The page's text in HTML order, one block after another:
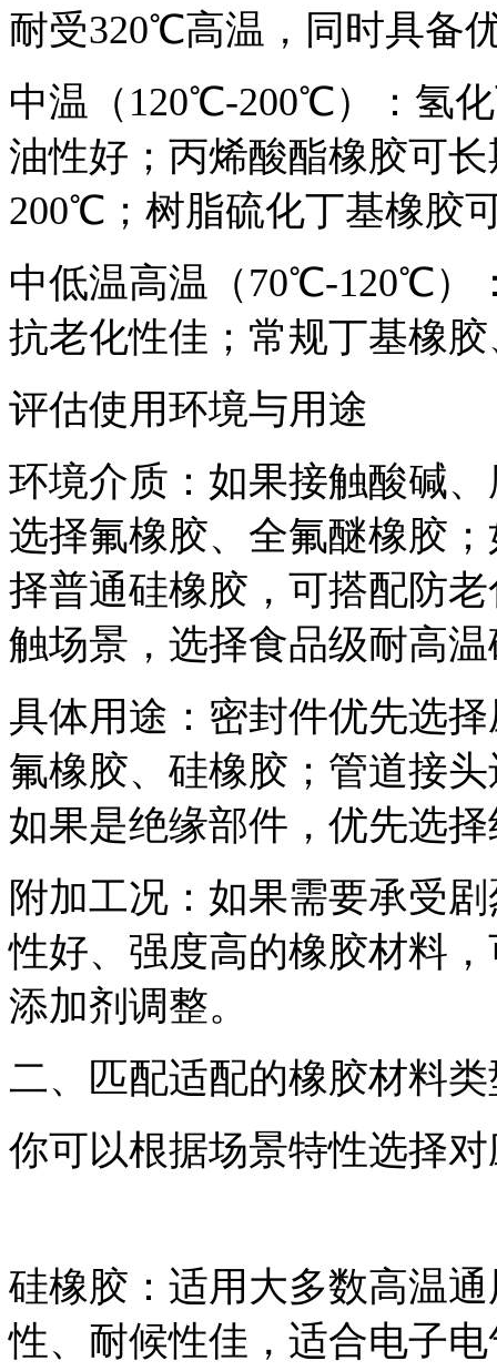
耐受320℃高温，同时具备
中温（120℃-200℃）：氢
油性好；丙烯酸酯橡胶可
200℃；树脂硫化丁基橡胶
中低温高温（70℃-120℃）
抗老化性佳；常规丁基橡
评估使用环境与用途
环境介质：如果接触酸碱
选择氟橡胶、全氟醚橡胶
择普通硅橡胶，可搭配防
触场景，选择食品级耐高
具体用途：密封件优先选
氟橡胶、硅橡胶；管道接
如果是绝缘部件，优先选
附加工况：如果需要承受
性好、强度高的橡胶材料
添加剂调整。
二、匹配适配的橡胶材料类
你可以根据场景特性选择
硅橡胶：适用大多数高温
性、耐候性佳，适合电子